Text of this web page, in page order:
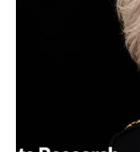
dvogodišnjem sinu.
željno iščekuje
pridružiti njihovoj